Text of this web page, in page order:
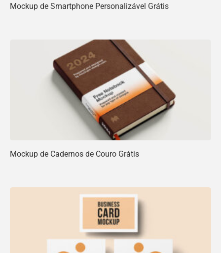
Mockup de Smartphone Personalizável Grátis
Mockup de Cadernos de Couro Grátis